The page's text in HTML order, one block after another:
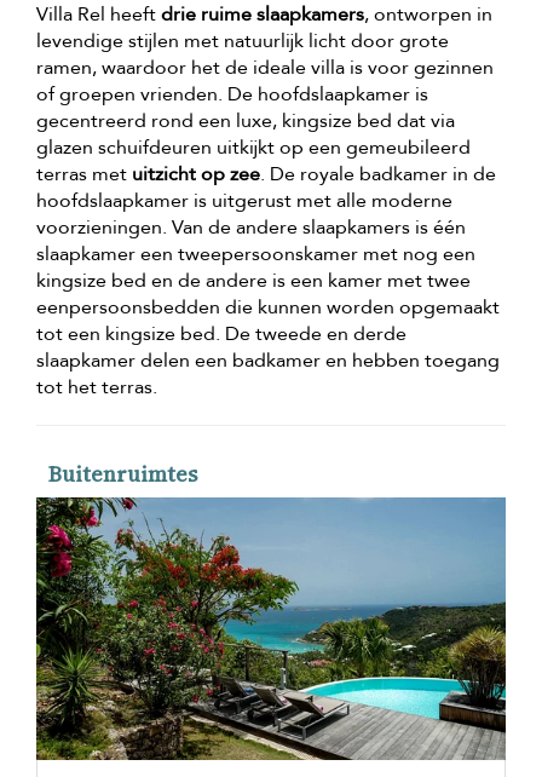
Villa Rel heeftdrie ruime slaapkamers, ontworpen in
levendige stijlen met natuurlijk licht door grote
ramen, waardoor het de ideale villa is voor gezinnen
of groepen vrienden. De hoofdslaapkamer is
gecentreerd rond een luxe, kingsize bed dat via
glazen schuifdeuren uitkijkt op een gemeubileerd
terras met uitzicht op zee. De royale badkamer in de
hoofdslaapkamer is uitgerust met alle moderne
voorzieningen. Van de andere slaapkamers is één
slaapkamer een tweepersoonskamer met nog een
kingsize bed en de andere is een kamer met twee
eenpersoonsbedden die kunnen worden opgemaakt
tot een kingsize bed. De tweede en derde
slaapkamer delen een badkamer en hebben toegang
tot het terras.
Buitenruimtes